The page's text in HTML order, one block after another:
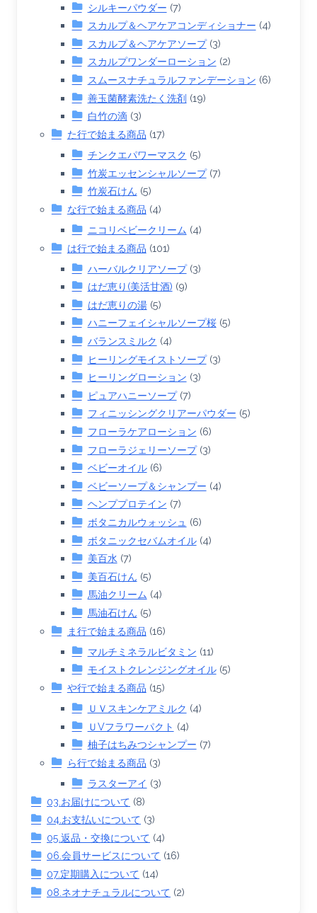
シルキーパウダー (7)
スカルプ＆ヘアケアコンディショナー (4)
スカルプ＆ヘアケアソープ(3)
スカルプワンダーローション (2)
スムースナチュラルファンデーション (6)
善玉菌酵素洗たく洗剤(19)
白竹の滴(3)
た行で始まる商品 (17)
チンクエパワーマスク (5)
竹炭エッセンシャルソープ(7)
竹炭石けん (5)
な行で始まる商品 (4)
ニコリベビークリーム (4)
は行で始まる商品 (101)
ハーバルクリアソープ(3)
はだ恵り(美活甘酒) (9)
はだ恵りの湯(5)
ハニーフェイシャルソープ桜(5)
バランスミルク (4)
ヒーリングモイストソープ(3)
ヒーリングローション (3)
ピュアハニーソープ(7)
フィニッシングクリアーパウダー (5)
フローラケアローション (6)
フローラジェリーソープ(3)
ベビーオイル(6)
ベビーソープ＆シャンプー (4)
ヘンププロテイン (7)
ボタニカルウォッシュ (6)
ボタニックセバムオイル(4)
美百水 (7)
美百石けん (5)
馬油クリーム (4)
馬油石けん (5)
ま行で始まる商品 (16)
マルチミネラルビタミン (11)
モイストクレンジングオイル(5)
や行で始まる商品 (15)
ＵＶスキンケアミルク (4)
ＵVフラワーパクト (4)
柚子はちみつシャンプー (7)
ら行で始まる商品 (3)
ラスターアイ (3)
03.お届けについて (8)
04.お支払いについて (3)
05.返品・交換について (4)
06.会員サービスについて (16)
07.定期購入について (14)
08.ネオナチュラルについて (2)